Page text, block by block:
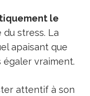
le
du stress. La
apaisant que
égaler vraiment.
attentif à son